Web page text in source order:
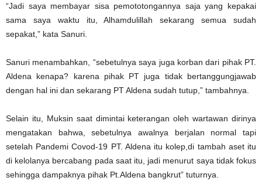
“Jadi saya membayar sisa pemototongannya saja yang kepakai
sama saya waktu itu, Alhamdulillah sekarang semua sudah
sepakat,” kata Sanuri.
Sanuri menambahkan, “sebetulnya saya juga korban dari pihak PT.
Aldena kenapa? karena pihak PT juga tidak bertanggungjawab
dengan hal ini dan sekarang PT Aldena sudah tutup,” tambahnya.
Selain itu, Muksin saat dimintai keterangan oleh wartawan dirinya
mengatakan bahwa, sebetulnya awalnya berjalan normal tapi
setelah Pandemi Covod-19 PT. Aldena itu kolep,di tambah aset itu
di kelolanya bercabang pada saat itu, jadi menurut saya tidak fokus
sehingga dampaknya pihak Pt.Aldena bangkrut” tuturnya.